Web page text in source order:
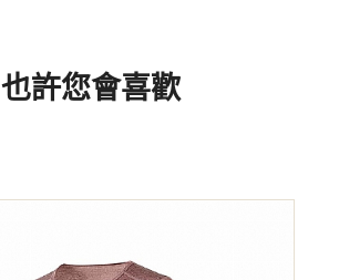
也許您會喜歡